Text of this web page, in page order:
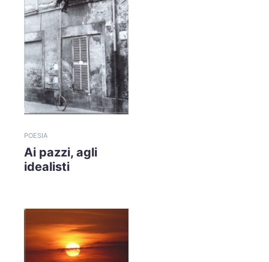
POESIA
Ai pazzi, agli
idealisti